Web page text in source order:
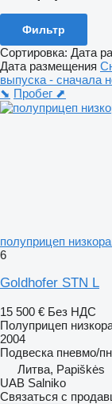
Фильтр
Сортировка: Дата
Дата размещения
выпуска - сначала
⬊ Пробег ⬈
полуприцеп
6
Goldhofer STN L
15 500 € Без НДС
Полуприцеп
2004
Подвеска пневмо/
Литва, Papiškės
UAB Salniko
Связаться с